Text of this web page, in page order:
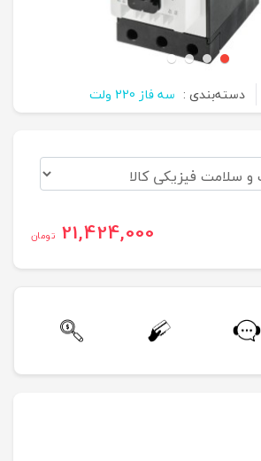
دسته‌بندی : سه فاز 220 ولت
21,424,000 تومان